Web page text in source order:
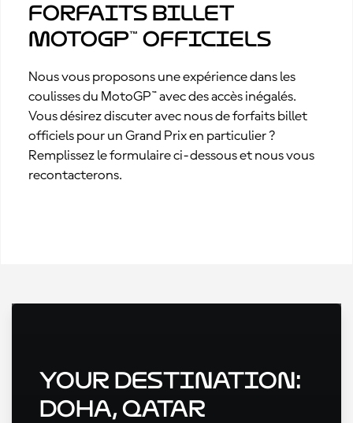
Forfaits billet
MotoGP™ officiels
Nous vous proposons une expérience dans les
coulisses du MotoGP™ avec des accès inégalés.
Vous désirez discuter avec nous de forfaits billet
officiels pour un Grand Prix en particulier ?
Remplissez le formulaire ci-dessous et nous vous
recontacterons.
Your Destination:
Doha, Qatar